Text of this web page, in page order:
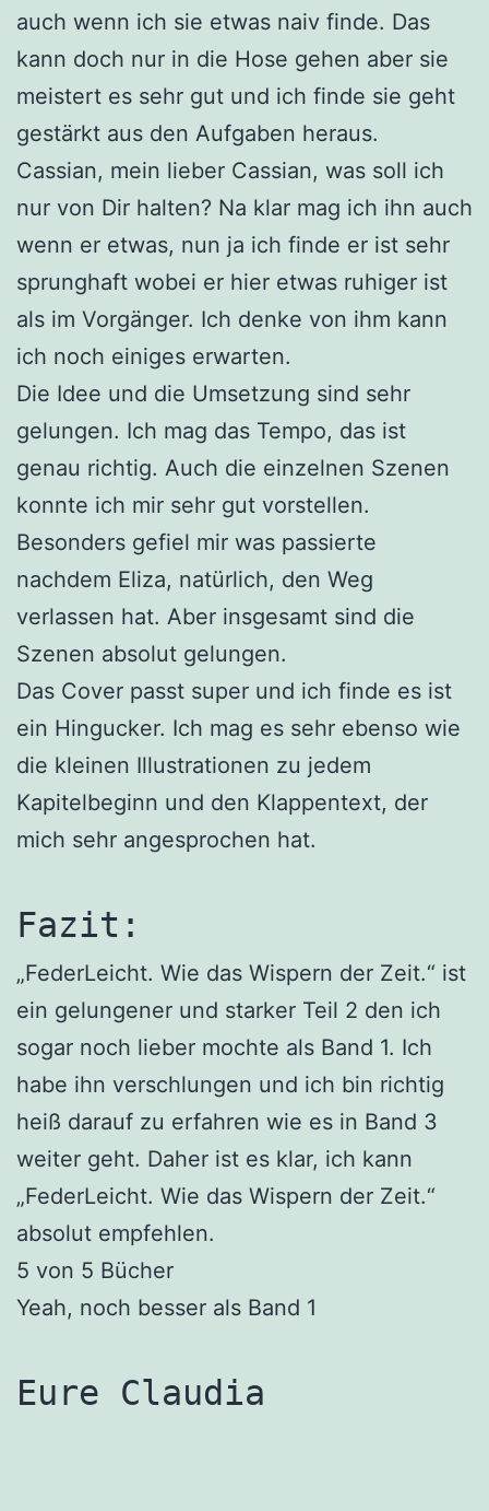
auch wenn ich sie etwas naiv finde. Das
kann doch nur in die Hose gehen aber sie
meistert es sehr gut und ich finde sie geht
gestärkt aus den Aufgaben heraus.
Cassian, mein lieber Cassian, was soll ich
nur von Dir halten? Na klar mag ich ihn auch
wenn er etwas, nun ja ich finde er ist sehr
sprunghaft wobei er hier etwas ruhiger ist
als im Vorgänger. Ich denke von ihm kann
ich noch einiges erwarten.
Die Idee und die Umsetzung sind sehr
gelungen. Ich mag das Tempo, das ist
genau richtig. Auch die einzelnen Szenen
konnte ich mir sehr gut vorstellen.
Besonders gefiel mir was passierte
nachdem Eliza, natürlich, den Weg
verlassen hat. Aber insgesamt sind die
Szenen absolut gelungen.
Das Cover passt super und ich finde es ist
ein Hingucker. Ich mag es sehr ebenso wie
die kleinen Illustrationen zu jedem
Kapitelbeginn und den Klappentext, der
mich sehr angesprochen hat.
Fazit:
„FederLeicht. Wie das Wispern der Zeit.“ ist
ein gelungener und starker Teil 2 den ich
sogar noch lieber mochte als Band 1. Ich
habe ihn verschlungen und ich bin richtig
heiß darauf zu erfahren wie es in Band 3
weiter geht. Daher ist es klar, ich kann
„FederLeicht. Wie das Wispern der Zeit.“
absolut empfehlen.
5 von 5 Bücher
Yeah, noch besser als Band 1
Eure Claudia